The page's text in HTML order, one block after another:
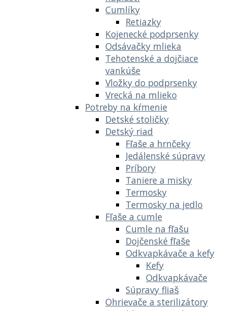
Cumlíky
Retiazky
Kojenecké podprsenky
Odsávačky mlieka
Tehotenské a dojčiace
vankúše
Vložky do podprsenky
Vrecká na mlieko
Potreby na kŕmenie
Detské stoličky
Detský riad
Fľaše a hrnčeky
Jedálenské súpravy
Príbory
Taniere a misky
Termosky
Termosky na jedlo
Fľaše a cumle
Cumle na fľašu
Dojčenské fľaše
Odkvapkávače a kefy
Kefy
Odkvapkávače
Súpravy fliaš
Ohrievače a sterilizátory